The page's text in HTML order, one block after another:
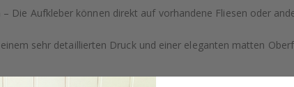
– Die Aufkleber können direkt auf vorhandene Fliesen oder
sehr detaillierten Druck und einer eleganten matten